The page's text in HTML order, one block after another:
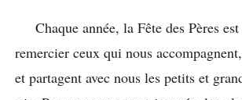
Chaque année, la Fête des Pères
remercier ceux qui nous
et partagent avec nous les petits et